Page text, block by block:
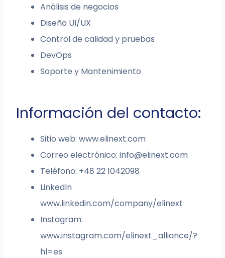
Análisis de negocios
Diseño UI/UX
Control de calidad y pruebas
DevOps
Soporte y Mantenimiento
Información del contacto:
Sitio web: www.elinext.com
Correo electrónico:info@elinext.com
Teléfono: +48 22 1042098
LinkedIn
www.linkedin.com/company/elinext
Instagram:
www.instagram.com/elinext_alliance/?
hl=es